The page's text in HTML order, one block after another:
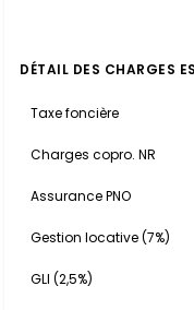
DÉTAIL DES CHARGES
Taxe foncière
Charges copro. NR
Assurance PNO
Gestion locative (7%)
GLI (2,5%)